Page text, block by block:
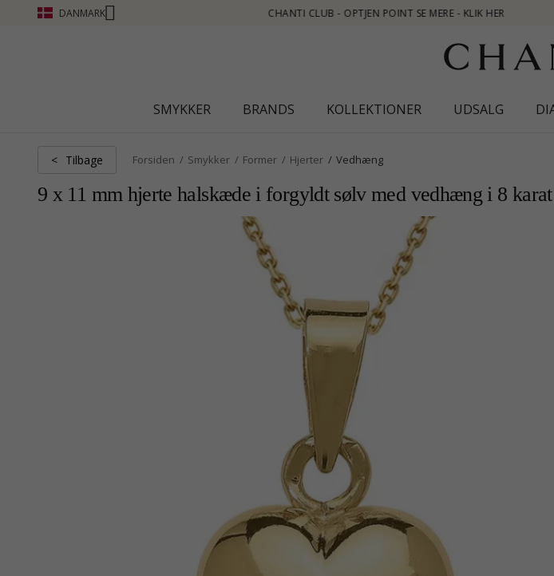
DANMARK
POINT SE MERE - KLIK HER
SMYKKER BRANDS KOLLEKTIONER UDSALG
< Tilbage Forsiden Smykker Former Hjerter Vedhæng
9 x 11 mm hjerte halskæde i forgyldt sølv med vedhæng i 8